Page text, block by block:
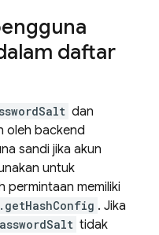
daftar
dan
oleh backend
sandi jika akun
untuk
permintaan memiliki
. Jika
tidak